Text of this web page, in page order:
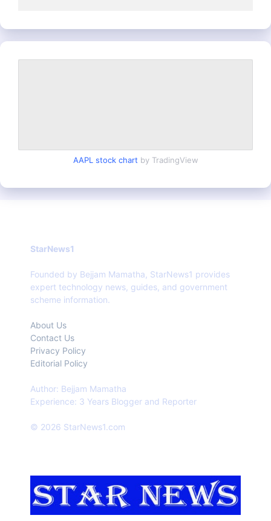
AAPL stock chart by TradingView
StarNews1
Founded by Bejjam Mamatha, StarNews1 provides
expert technology news, guides, and government
scheme information.
About Us
Contact Us
Privacy Policy
Editorial Policy
Author: Bejjam Mamatha
Experience: 3 Years Blogger and Reporter
© 2026 StarNews1.com